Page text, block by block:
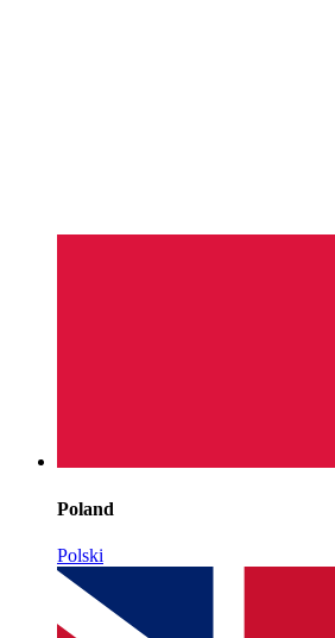
Poland
Polski